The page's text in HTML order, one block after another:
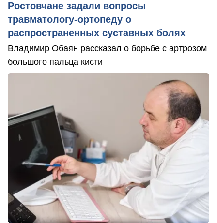
Ростовчане задали вопросы
травматологу-ортопеду о
распространенных суставных болях
Владимир Обаян рассказал о борьбе с артрозом
большого пальца кисти